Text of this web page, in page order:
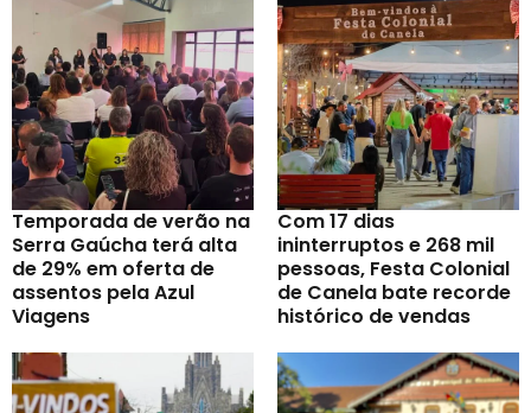
Temporada de verão na
Serra Gaúcha terá alta
de 29% em oferta de
assentos pela Azul
Viagens
Com 17 dias
ininterruptos e 268 mil
pessoas, Festa Colonial
de Canela bate recorde
histórico de vendas